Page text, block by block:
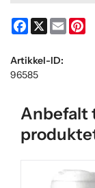
Facebook
X Email
Artikkel-ID:
96585
Anbefalt